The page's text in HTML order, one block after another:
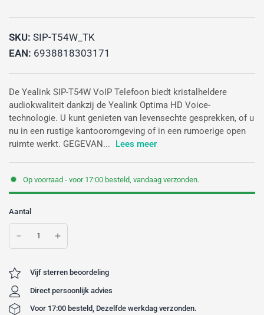
SKU: SIP-T54W_TK
EAN: 6938818303171
De Yealink SIP-T54W VoIP Telefoon biedt kristalheldere
audiokwaliteit dankzij de Yealink Optima HD Voice-
technologie. U kunt genieten van levensechte gesprekken, of u
nu in een rustige kantooromgeving of in een rumoerige open
ruimte werkt. GEGEVAN...
Lees meer
Op voorraad - voor 17:00 besteld, vandaag verzonden.
Aantal
Vijf sterren beoordeling
Direct persoonlijk advies
Voor 17:00 besteld, Dezelfde werkdag verzonden.